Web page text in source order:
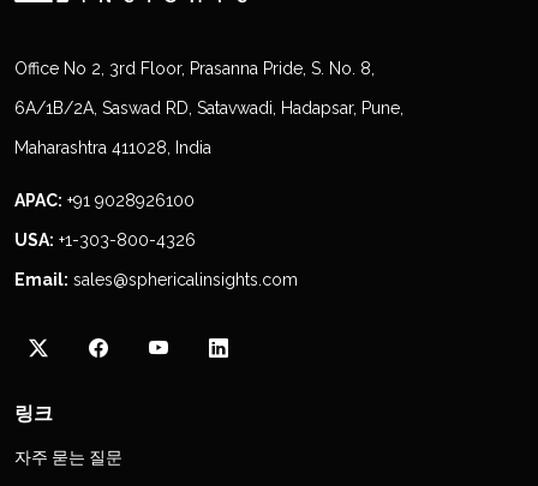
Office No 2, 3rd Floor, Prasanna Pride, S. No. 8,
6A/1B/2A, Saswad RD, Satavwadi, Hadapsar, Pune,
Maharashtra 411028, India
APAC: +91 9028926100
USA: +1-303-800-4326
Email: sales@sphericalinsights.com
링크
자주 묻는 질문